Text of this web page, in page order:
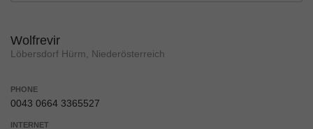
Wolfrevir
Löbersdorf Hürm, Niederösterreich
PHONE
0043 0664 3365527
INTERNET